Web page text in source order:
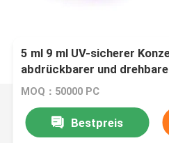
5 ml 9 ml UV-sicherer
abdrückbarer und
MOQ：50000 PC
Bestpreis